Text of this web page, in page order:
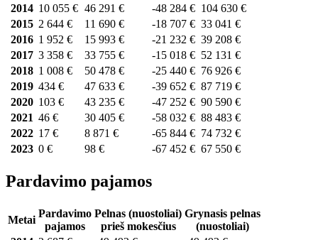
2014 10 055 € 46 291 € -48 284 € 104 630 €
2015 2 644 € 11 690 € -18 707 € 33 041 €
2016 1 952 € 15 993 € -21 232 € 39 208 €
2017 3 358 € 33 755 € -15 018 € 52 131 €
2018 1 008 € 50 478 € -25 440 € 76 926 €
2019 434 € 47 633 € -39 652 € 87 719 €
2020 103 € 43 235 € -47 252 € 90 590 €
2021 46 € 30 405 € -58 032 € 88 483 €
2022 17 € 8 871 € -65 844 € 74 732 €
2023 0 € 98 € -67 452 € 67 550 €
Pardavimo pajamos
Metai
Pardavimo
pajamos
Pelnas (nuostoliai)
prieš mokesčius
Grynasis pelnas
(nuostoliai)